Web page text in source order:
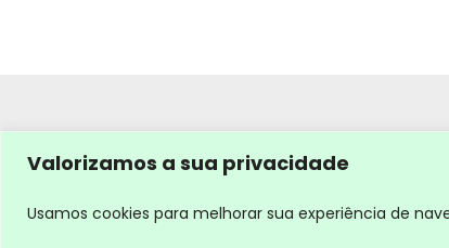
Valorizamos a sua privacidade
Usamos cookies para melhorar sua experiência de